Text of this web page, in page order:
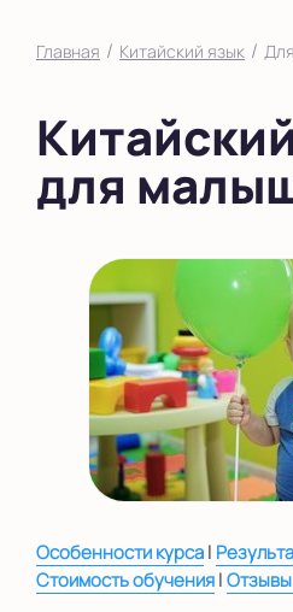
Фили
Якиманка
в Южном
на
на
на
в
области
Показать на
Главная / Китайский язык /
для
Особенности курса|
Стоимость обучения|Отзывы